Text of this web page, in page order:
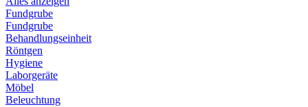
Fundgrube
Fundgrube
Behandlungseinheit
Röntgen
Hygiene
Laborgeräte
Möbel
Beleuchtung